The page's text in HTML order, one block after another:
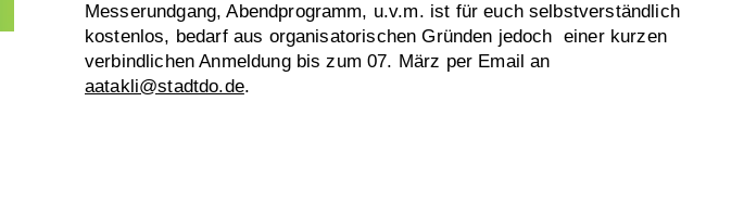
Messerundgang, Abendprogramm, u.v.m. ist für euch selbstverständlich
kostenlos, bedarf aus organisatorischen Gründen jedoch einer kurzen
verbindlichen Anmeldung bis zum 07. März per Email an
aatakli@stadtdo.de.